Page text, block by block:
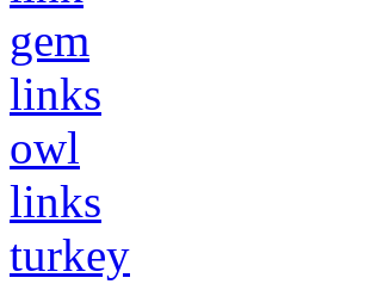
gem
links
owl
links
turkey